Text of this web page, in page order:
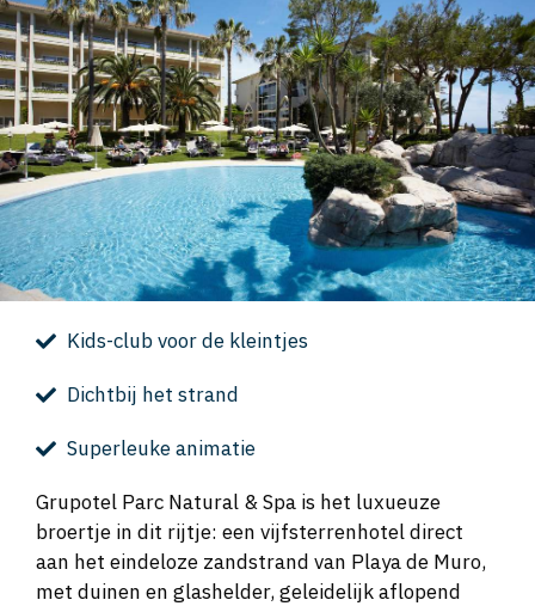
Kids-club voor de kleintjes
Dichtbij het strand
Superleuke animatie
Grupotel Parc Natural & Spa is het luxueuze
broertje in dit rijtje: een vijfsterrenhotel direct
aan het eindeloze zandstrand van Playa de Muro,
met duinen en glashelder, geleidelijk aflopend